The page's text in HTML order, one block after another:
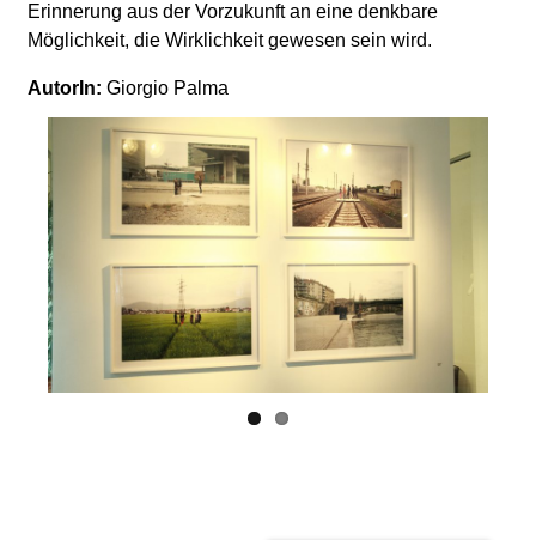
Erinnerung aus der Vorzukunft an eine denkbare
Möglichkeit, die Wirklichkeit gewesen sein wird.
AutorIn:Giorgio Palma